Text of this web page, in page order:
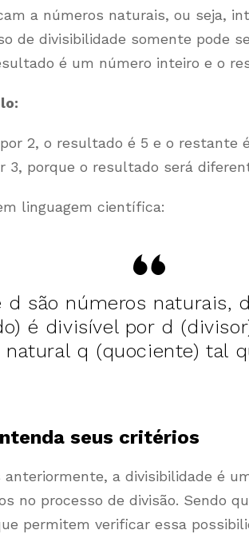
a números naturais, ou seja,
de divisibilidade somente pode
é um número inteiro e o
2, o resultado é 5 e o restante
3, porque o resultado será
linguagem científica:
d são números naturais,
é divisível por d
natural q (quociente) tal
seus critérios
anteriormente, a divisibilidade é
no processo de divisão. Sendo
permitem verificar essa